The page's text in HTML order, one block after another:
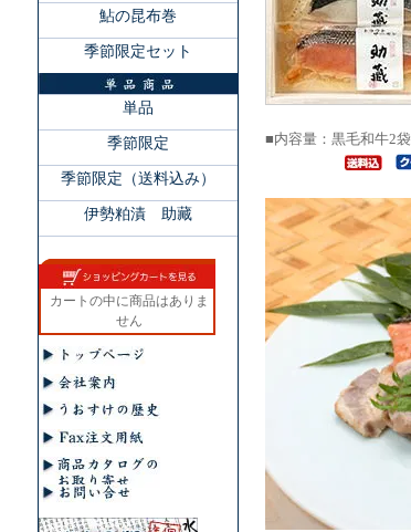
鮎の昆布巻
季節限定セット
単品
季節限定
季節限定（送料込み）
伊勢粕漬 助藏
カートの中に商品はありま
せん
■内容量：黒毛和牛2